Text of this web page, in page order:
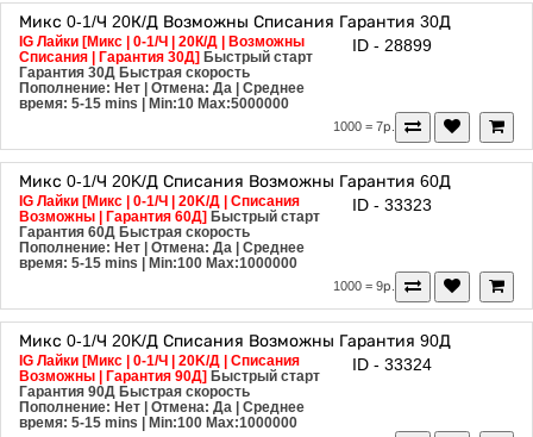
Микс 0-1/Ч 20К/Д Возможны Списания Гарантия 30Д
IG Лайки [Микс | 0-1/Ч | 20К/Д | Возможны
Списания | Гарантия 30Д] Быстрый старт
Гарантия 30Д Быстрая скорость
Пополнение: Нет | Отмена: Да | Среднее
время: 5-15 mins
| Min:10 Max:5000000
ID - 28899
1000 = 7р.
Микс 0-1/Ч 20K/Д Списания Возможны Гарантия 60Д
IG Лайки [Микс | 0-1/Ч | 20K/Д | Списания
Возможны | Гарантия 60Д] Быстрый старт
Гарантия 60Д Быстрая скорость
Пополнение: Нет | Отмена: Да | Среднее
время: 5-15 mins
| Min:100 Max:1000000
ID - 33323
1000 = 9р.
Микс 0-1/Ч 20K/Д Списания Возможны Гарантия 90Д
IG Лайки [Микс | 0-1/Ч | 20K/Д | Списания
Возможны | Гарантия 90Д] Быстрый старт
Гарантия 90Д Быстрая скорость
Пополнение: Нет | Отмена: Да | Среднее
время: 5-15 mins
| Min:100 Max:1000000
ID - 33324